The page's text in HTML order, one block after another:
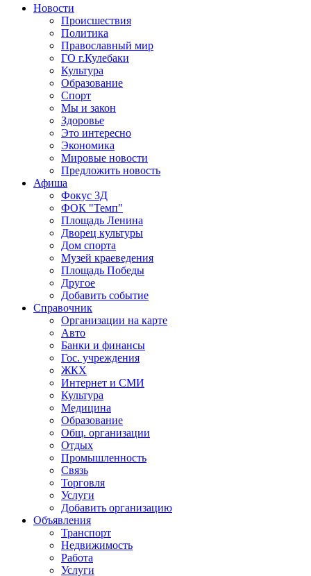
Новости
Происшествия
Политика
Православный мир
ГО г.Кулебаки
Культура
Образование
Спорт
Мы и закон
Здоровье
Это интересно
Экономика
Мировые новости
Предложить новость
Афиша
Фокус 3Д
ФОК "Темп"
Площадь Ленина
Дворец культуры
Дом спорта
Музей краеведения
Площадь Победы
Другое
Добавить событие
Справочник
Организации на карте
Авто
Банки и финансы
Гос. учреждения
ЖКХ
Интернет и СМИ
Культура
Медицина
Образование
Общ. организации
Отдых
Промышленность
Связь
Торговля
Услуги
Добавить организацию
Объявления
Транспорт
Недвижимость
Работа
Услуги